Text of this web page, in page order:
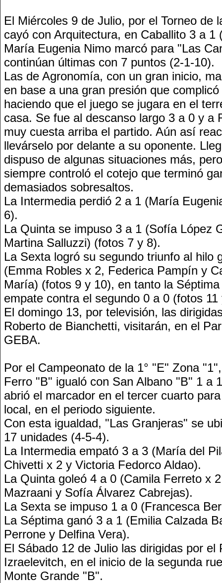
El Miércoles 9 de Julio, por el Torneo de
cayó con Arquitectura, en Caballito 3 a 1
María Eugenia Nimo marcó para "Las
continúan últimas con 7 puntos (2-1-10).
Las de Agronomía, con un gran inicio,
en base a una gran presión que
haciendo que el juego se jugara en el
casa. Se fue al descanso largo 3 a 0 y a
muy cuesta arriba el partido. Aún así
llevárselo por delante a su oponente.
dispuso de algunas situaciones más,
siempre controló el cotejo que terminó
demasiados sobresaltos.
La Intermedia perdió 2 a 1 (María
6).
La Quinta se impuso 3 a 1 (Sofía López
Martina Salluzzi) (fotos 7 y 8).
La Sexta logró su segundo triunfo al hilo
(Emma Robles x 2, Federica Pampín y
María) (fotos 9 y 10), en tanto la
empate contra el segundo 0 a 0 (fotos 11
El domingo 13, por televisión, las
Roberto de Bianchetti, visitarán, en el
GEBA.
Por el Campeonato de la 1° "E" Zona
Ferro "B" igualó con San Albano "B" 1 a
abrió el marcador en el tercer cuarto
local, en el periodo siguiente.
Con esta igualdad, "Las Granjeras" se
17 unidades (4-5-4).
La Intermedia empató 3 a 3 (María del
Chivetti x 2 y Victoria Fedorco Aldao).
La Quinta goleó 4 a 0 (Camila Ferreto x
Mazraani y Sofía Álvarez Cabrejas).
La Sexta se impuso 1 a 0 (Francesca
La Séptima ganó 3 a 1 (Emilia Calzada
Perrone y Delfina Vera).
El Sábado 12 de Julio las dirigidas por el
Izraelevitch, en el inicio de la segunda
Monte Grande "B".